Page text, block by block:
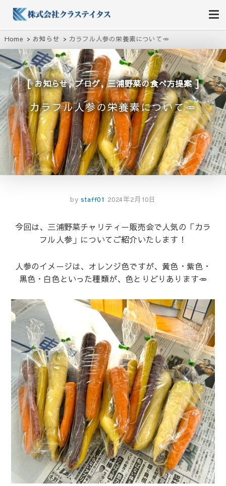
株式会社クラステイタス
地域のコミュニティーを大切にする企業
Home お知らせ カラフル人参の栄養素について🥕
お知らせ,ブログ,三浦野菜の食べ方提案
カラフル人参の栄養素について🥕
by staff01 2024年2月10日
今回は、三浦野菜チャリティー販売会で人気の「カラ
フル人参」についてご紹介いたします！
人参のイメージは、オレンジ色ですが、黄色・紫色・
黒色・白色といった種類が、色とりどりあります🥕